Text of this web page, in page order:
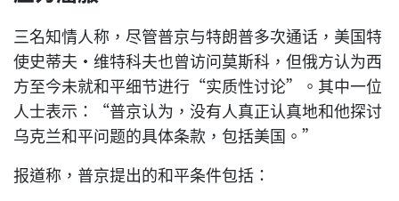
三名知情人称，尽管普京与特朗普多次通话，美国特
使史蒂夫·维特科夫也曾访问莫斯科，但俄方认为西
方至今未就和平细节进行“实质性讨论”。其中一位
人士表示：“普京认为，没有人真正认真地和他探讨
乌克兰和平问题的具体条款，包括美国。”
报道称，普京提出的和平条件包括：